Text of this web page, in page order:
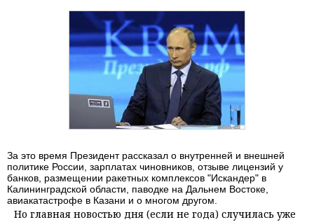
За это время Президент рассказал о внутренней и внешней
политике России, зарплатах чиновников, отзыве лицензий у
банков, размещении ракетных комплексов "Искандер" в
Калининградской области, паводке на Дальнем Востоке,
авиакатастрофе в Казани и о многом другом.
Но главная новостью дня (если не года) случилась уже